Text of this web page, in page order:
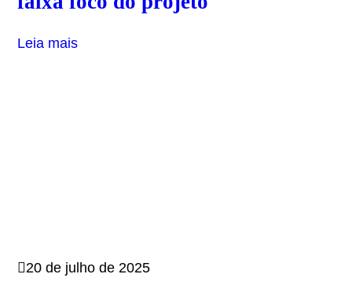
Leia mais
20 de julho de 2025